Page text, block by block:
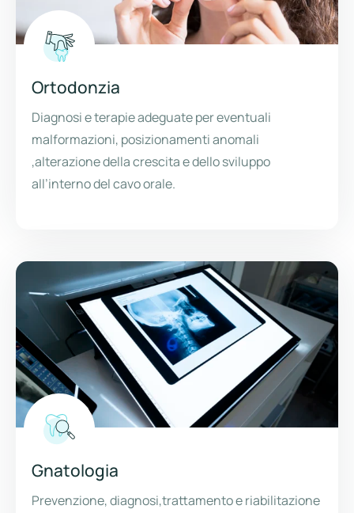
Ortodonzia
Diagnosi e terapie adeguate per eventuali
malformazioni, posizionamenti anomali
,alterazione della crescita e dello sviluppo
all’interno del cavo orale.
Gnatologia
Prevenzione, diagnosi,trattamento e riabilitazione